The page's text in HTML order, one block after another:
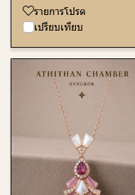
รายการโปรด
เปรียบเทียบ